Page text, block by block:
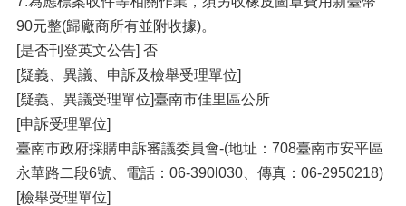
90元整(歸廠商所有並附收據)。
[是否刊登英文公告] 否
[疑義、異議、申訴及檢舉受理單位]
[疑義、異議受理單位]臺南市佳里區公所
[申訴受理單位]
臺南市政府採購申訴審議委員會-(地址：708臺南市安平區
永華路二段6號、電話：06-390l030、傳真：06-2950218)
[檢舉受理單位]